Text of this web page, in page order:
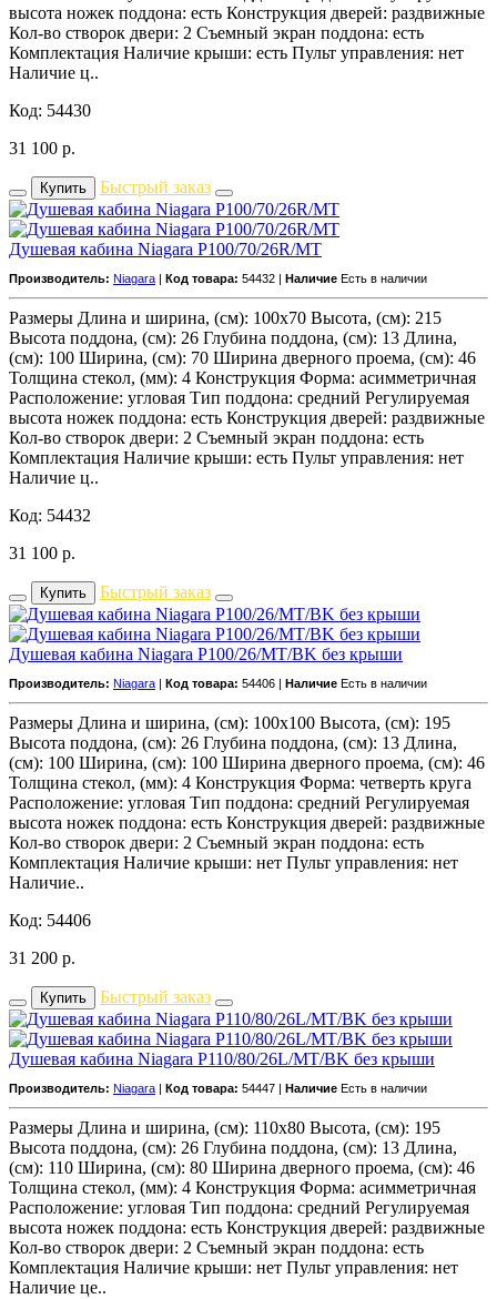
высота ножек поддона: есть Конструкция дверей: раздвижные
Кол-во створок двери: 2 Съемный экран поддона: есть
Комплектация Наличие крыши: есть Пульт управления: нет
Наличие ц..
Код: 54430
31 100 р.
Купить Быстрый заказ
Душевая кабина Niagara P100/70/26R/MT
Производитель: Niagara Код товара: 54432 | Наличие Есть в наличии
Размеры Длина и ширина, (см): 100x70 Высота, (см): 215
Высота поддона, (см): 26 Глубина поддона, (см): 13 Длина,
(см): 100 Ширина, (см): 70 Ширина дверного проема, (см): 46
Толщина стекол, (мм): 4 Конструкция Форма: асимметричная
Расположение: угловая Тип поддона: средний Регулируемая
высота ножек поддона: есть Конструкция дверей: раздвижные
Кол-во створок двери: 2 Съемный экран поддона: есть
Комплектация Наличие крыши: есть Пульт управления: нет
Наличие ц..
Код: 54432
31 100 р.
Купить Быстрый заказ
Душевая кабина Niagara P100/26/MT/BK без крыши
Производитель: Niagara Код товара: 54406 | Наличие Есть в наличии
Размеры Длина и ширина, (см): 100x100 Высота, (см): 195
Высота поддона, (см): 26 Глубина поддона, (см): 13 Длина,
(см): 100 Ширина, (см): 100 Ширина дверного проема, (см): 46
Толщина стекол, (мм): 4 Конструкция Форма: четверть круга
Расположение: угловая Тип поддона: средний Регулируемая
высота ножек поддона: есть Конструкция дверей: раздвижные
Кол-во створок двери: 2 Съемный экран поддона: есть
Комплектация Наличие крыши: нет Пульт управления: нет
Наличие..
Код: 54406
31 200 р.
Купить Быстрый заказ
Душевая кабина Niagara P110/80/26L/MT/BK без крыши
Производитель: Niagara Код товара: 54447 | Наличие Есть в наличии
Размеры Длина и ширина, (см): 110x80 Высота, (см): 195
Высота поддона, (см): 26 Глубина поддона, (см): 13 Длина,
(см): 110 Ширина, (см): 80 Ширина дверного проема, (см): 46
Толщина стекол, (мм): 4 Конструкция Форма: асимметричная
Расположение: угловая Тип поддона: средний Регулируемая
высота ножек поддона: есть Конструкция дверей: раздвижные
Кол-во створок двери: 2 Съемный экран поддона: есть
Комплектация Наличие крыши: нет Пульт управления: нет
Наличие це..